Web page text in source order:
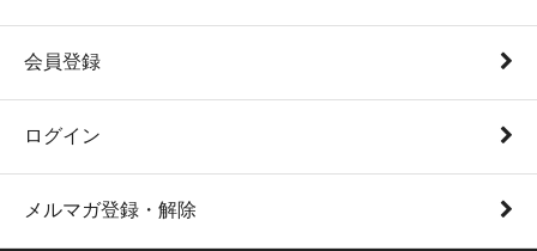
会員登録
ログイン
メルマガ登録・解除